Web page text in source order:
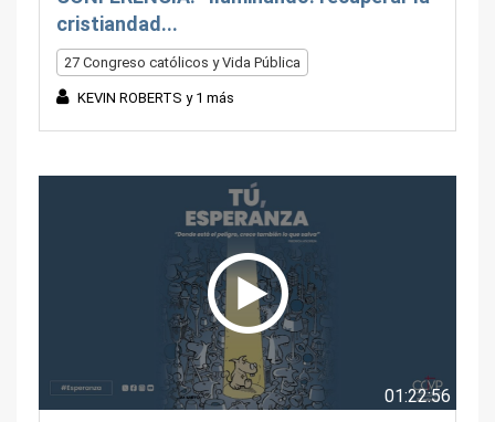
cristiandad...
27 Congreso católicos y Vida Pública
KEVIN ROBERTS y 1 más
01:22:56